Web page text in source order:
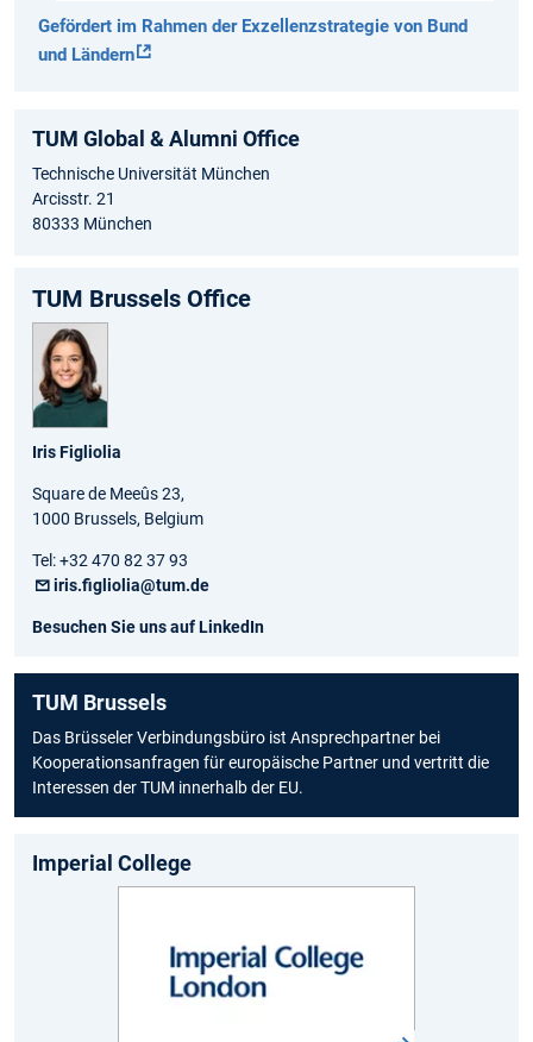
Gefördert im Rahmen der Exzellenzstrategie von Bund
und Ländern
TUM Global & Alumni Office
Technische Universität München
Arcisstr. 21
80333 München
TUM Brussels Office
Iris Figliolia
Square de Meeûs 23,
1000 Brussels, Belgium
Tel: +32 470 82 37 93
iris.figliolia@tum.de
Besuchen Sie uns auf LinkedIn
TUM Brussels
Das Brüsseler Verbindungsbüro ist Ansprechpartner bei
Kooperationsanfragen für europäische Partner und vertritt die
Interessen der TUM innerhalb der EU.
Imperial College